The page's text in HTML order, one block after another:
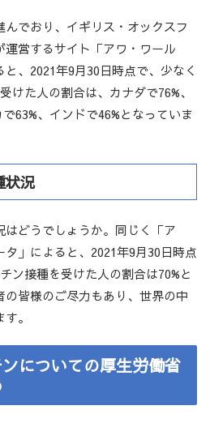
でおり、イギリス・オックスフ
営するサイト「アワ・ワール
、2021年9月30日時点で、少なく
けた人の割合は、カナダで76%、
63%、インドで46%となっていま
状況
どうでしょうか。同じく「ア
」によると、2021年9月30日時点
ン接種を受けた人の割合は70%と
皆様のご尽力もあり、世界の中
。
についての厚生労働省